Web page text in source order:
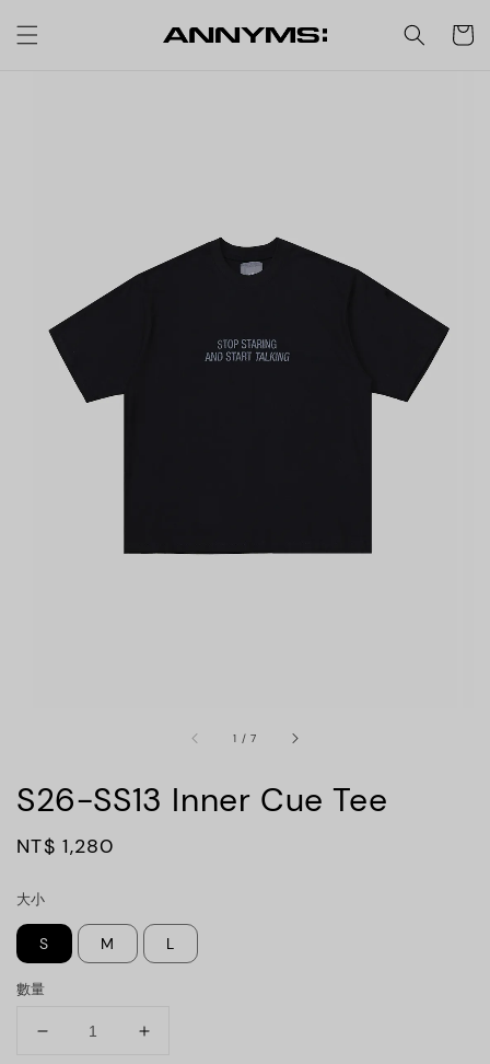
1 /7
S26-SS13 Inner Cue Tee
Regular
NT$ 1,280
大小
S M L
數量